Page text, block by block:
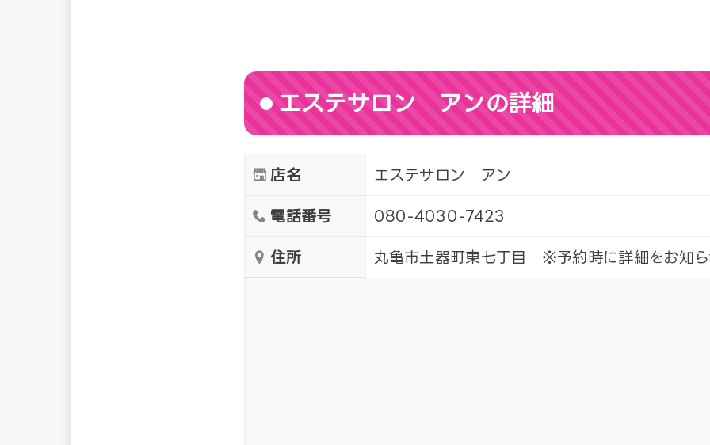
エステサロン アンの詳細
店名 エステサロン アン
電話番号 080-4030-7423
住所 丸亀市土器町東七丁目 ※予約時に詳細をお知